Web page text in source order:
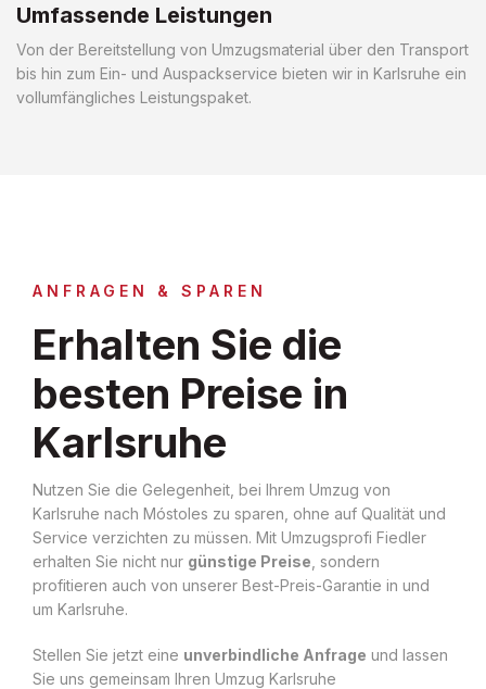
Umfassende Leistungen
Von der Bereitstellung von Umzugsmaterial über den Transport
bis hin zum Ein- und Auspackservice bieten wir in Karlsruhe ein
vollumfängliches Leistungspaket.
ANFRAGEN & SPAREN
Erhalten Sie die
besten Preise in
Karlsruhe
Nutzen Sie die Gelegenheit, bei Ihrem Umzug von
Karlsruhe nach Móstoles zu sparen, ohne auf Qualität und
Service verzichten zu müssen. Mit Umzugsprofi Fiedler
erhalten Sie nicht nur günstige Preise , sondern
profitieren auch von unserer Best-Preis-Garantie in und
um Karlsruhe.
Stellen Sie jetzt eine unverbindliche Anfrage und lassen
Sie uns gemeinsam Ihren Umzug Karlsruhe